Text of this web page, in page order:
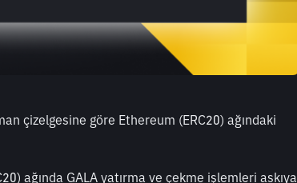
çizelgesine göre Ethereum (ERC20) ağındaki
ağında GALA yatırma ve çekme işlemleri askıya